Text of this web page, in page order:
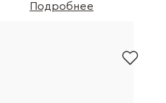
Подробнее